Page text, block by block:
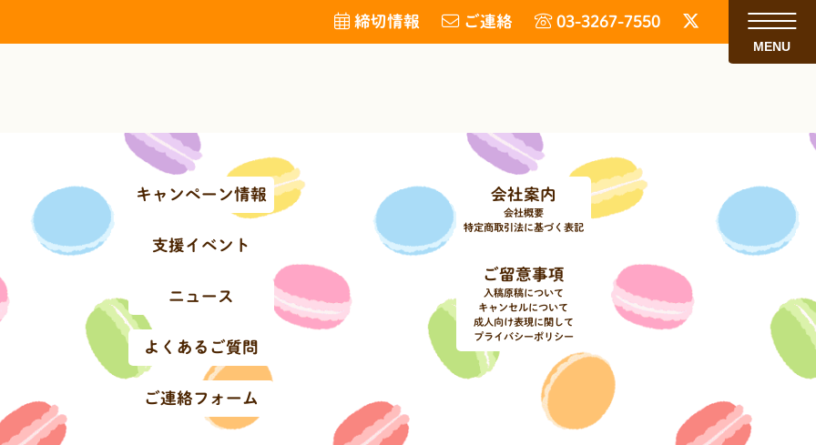
締切情報 ご連絡 03-3267-7550
MENU
キャンペーン情報
支援イベント
ニュース
よくあるご質問
ご連絡フォーム
会社案内
会社概要
特定商取引法に基づく表記
ご留意事項
入稿原稿について
キャンセルについて
成人向け表現に関して
プライバシーポリシー